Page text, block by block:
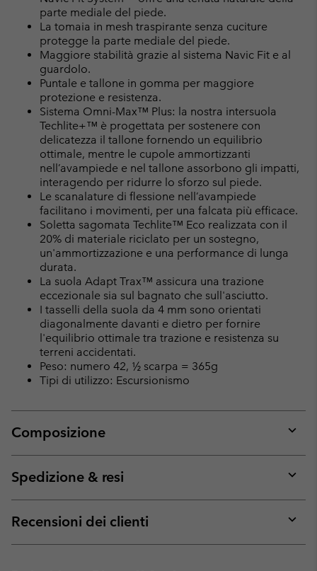
parte mediale del piede.
La tomaia in mesh traspirante senza cuciture
protegge la parte mediale del piede.
Maggiore stabilità grazie al sistema Navic Fit e al
guardolo.
Puntale e tallone in gomma per maggiore
protezione e resistenza.
Sistema Omni-Max™ Plus: la nostra intersuola
Techlite+™ è progettata per sostenere con
delicatezza il tallone fornendo un equilibrio
ottimale, mentre le cupole ammortizzanti
nell’avampiede e nel tallone assorbono gli impatti,
interagendo per ridurre lo sforzo sul piede.
Le scanalature di flessione nell’avampiede
facilitano i movimenti, per una falcata più efficace.
Soletta sagomata Techlite™ Eco realizzata con il
20% di materiale riciclato per un sostegno,
un'ammortizzazione e una performance di lunga
durata.
La suola Adapt Trax™ assicura una trazione
eccezionale sia sul bagnato che sull'asciutto.
I tasselli della suola da 4 mm sono orientati
diagonalmente davanti e dietro per fornire
l'equilibrio ottimale tra trazione e resistenza su
terreni accidentati.
Peso: numero 42, ½ scarpa = 365g
Tipi di utilizzo: Escursionismo
Composizione
or
Spedizione & resi
or
Recensioni dei clienti
or